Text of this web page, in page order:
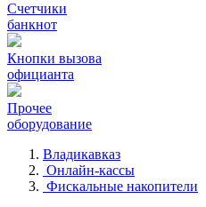
Счетчики
банкнот
Кнопки вызова
официанта
Прочее
оборудование
Владикавказ
Онлайн-кассы
Фискальные накопители